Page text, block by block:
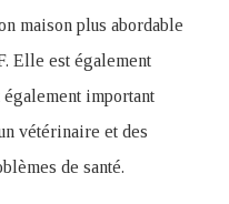
maison plus abordable
Elle est également
important
vétérinaire et des
de santé.